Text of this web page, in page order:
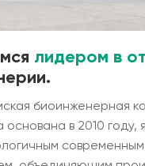
лидером в
биоинженерная
в 2010 году,
современным